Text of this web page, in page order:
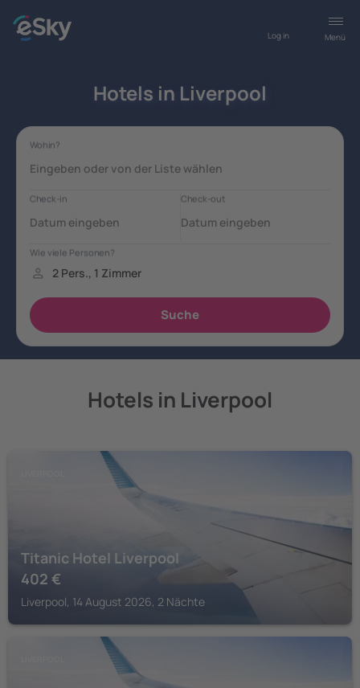
Menü
Log in
Hotels in Liverpool
Hotels in Liverpool
Titanic Hotel Liverpool
402 €
Liverpool, 14 August 2026, 2 Nächte